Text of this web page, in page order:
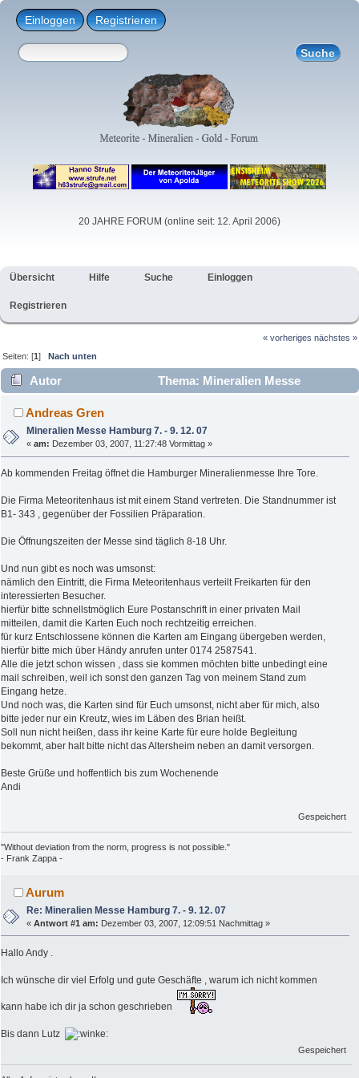
Einloggen Registrieren
20 JAHRE FORUM (online seit: 12. April 2006)
Übersicht Hilfe Suche Einloggen
Registrieren
« vorheriges nächstes »
Seiten: [1]Nach unten
Autor
Thema: Mineralien Messe
Hamburg 7. - 9. 12. 07 (Gelesen 3123 mal)
Andreas Gren
Mineralien Messe Hamburg 7. - 9. 12. 07
«am: Dezember 03, 2007, 11:27:48 Vormittag »
Ab kommenden Freitag öffnet die Hamburger Mineralienmesse Ihre Tore.
Die Firma Meteoritenhaus ist mit einem Stand vertreten. Die Standnummer ist
B1- 343 , gegenüber der Fossilien Präparation.
Die Öffnungszeiten der Messe sind täglich 8-18 Uhr.
Und nun gibt es noch was umsonst:
nämlich den Eintritt, die Firma Meteoritenhaus verteilt Freikarten für den
interessierten Besucher.
hierfür bitte schnellstmöglich Eure Postanschrift in einer privaten Mail
mitteilen, damit die Karten Euch noch rechtzeitig erreichen.
für kurz Entschlossene können die Karten am Eingang übergeben werden,
hierfür bitte mich über Händy anrufen unter 0174 2587541.
Alle die jetzt schon wissen , dass sie kommen möchten bitte unbedingt eine
mail schreiben, weil ich sonst den ganzen Tag von meinem Stand zum
Eingang hetze.
Und noch was, die Karten sind für Euch umsonst, nicht aber für mich, also
bitte jeder nur ein Kreutz, wies im Läben des Brian heißt.
Soll nun nicht heißen, dass ihr keine Karte für eure holde Begleitung
bekommt, aber halt bitte nicht das Altersheim neben an damit versorgen.
Beste Grüße und hoffentlich bis zum Wochenende
Andi
Gespeichert
"Without deviation from the norm, progress is not possible."
- Frank Zappa -
Aurum
Re: Mineralien Messe Hamburg 7. - 9. 12. 07
«Antwort #1 am: Dezember 03, 2007, 12:09:51 Nachmittag »
Hallo Andy .
Ich wünsche dir viel Erfolg und gute Geschäfte , warum ich nicht kommen
kann habe ich dir ja schon geschrieben
Bis dann Lutz
Gespeichert